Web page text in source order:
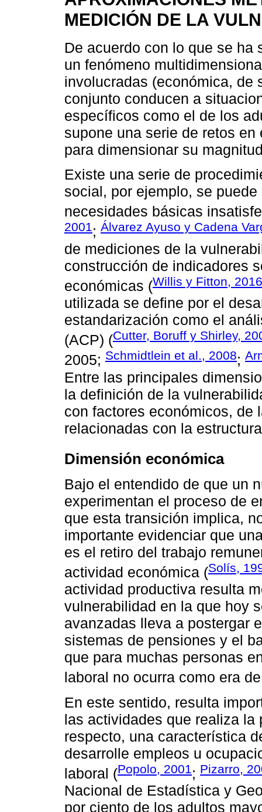
MEDICIÓN DE LA
De acuerdo con lo que se
un fenómeno
involucradas (económica, de
conjunto conducen a
específicos como el de los
supone una serie de retos
para dimensionar su
Existe una serie de
social, por ejemplo, se
necesidades básicas
2001; Álvarez Ayuso y Cadena
de mediciones de la
construcción de indicadores
económicas (Willis y Fitton, 2016
utilizada se define por el
estandarización como el
(ACP) (Cutter, Boruff y Shirley,
2005; Schmidtlein et al., 2008;
Entre las principales
la definición de la
con factores económicos, de
relacionadas con la
Dimensión económica
Bajo el entendido de que un
experimentan el proceso de
que esta transición implica,
importante evidenciar que
es el retiro del trabajo
actividad económica (Solís,
actividad productiva resulta
vulnerabilidad en la que hoy
avanzadas lleva a postergar
sistemas de pensiones y el
que para muchas personas
laboral no ocurra como era
En este sentido, resulta
las actividades que realiza la
respecto, una característica
desarrolle empleos u
laboral (Popolo, 2001; Pizarro,
Nacional de Estadística y
por ciento de los adultos